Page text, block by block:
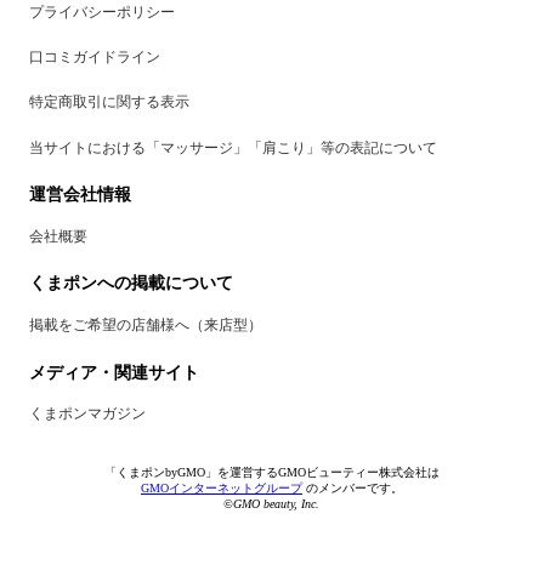
プライバシーポリシー
口コミガイドライン
特定商取引に関する表示
当サイトにおける「マッサージ」「肩こり」等の表記について
運営会社情報
会社概要
くまポンへの掲載について
掲載をご希望の店舗様へ（来店型）
メディア・関連サイト
くまポンマガジン
「くまポンbyGMO」を運営するGMOビューティー株式会社は
GMOインターネットグループのメンバーです。
©GMO beauty, Inc.